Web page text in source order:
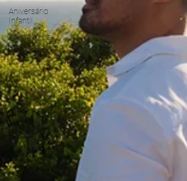
Aniversário
Infantil
Grandinhos